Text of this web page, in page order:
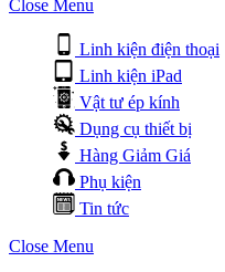
Close Menu
Linh kiện điện thoại
Linh kiện iPad
Vật tư ép kính
Dụng cụ thiết bị
Hàng Giảm Giá
Phụ kiện
Tin tức
Close Menu